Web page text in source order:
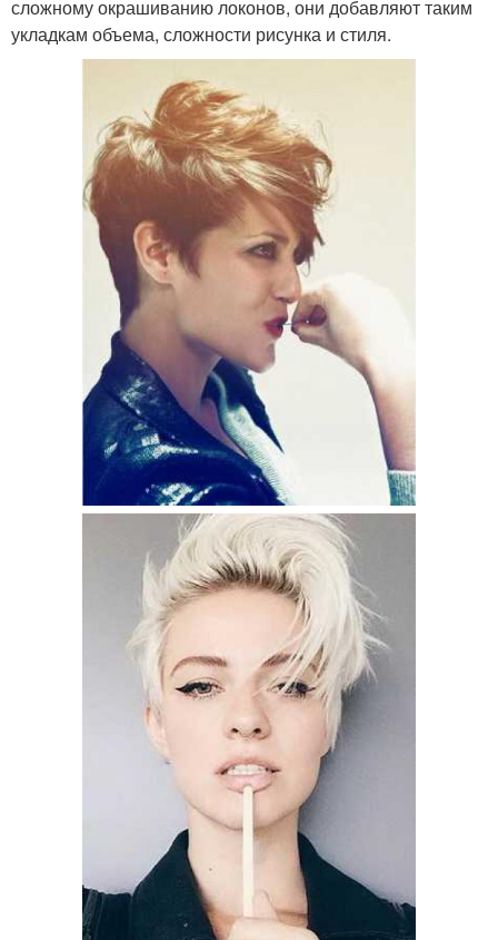
сложному окрашиванию локонов, они добавляют таким
укладкам объема, сложности рисунка и стиля.